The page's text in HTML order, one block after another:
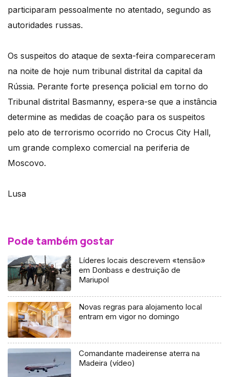
participaram pessoalmente no atentado, segundo as
autoridades russas.
Os suspeitos do ataque de sexta-feira compareceram
na noite de hoje num tribunal distrital da capital da
Rússia. Perante forte presença policial em torno do
Tribunal distrital Basmanny, espera-se que a instância
determine as medidas de coação para os suspeitos
pelo ato de terrorismo ocorrido no Crocus City Hall,
um grande complexo comercial na periferia de
Moscovo.
Lusa
Pode também gostar
Líderes locais descrevem «tensão»
em Donbass e destruição de
Mariupol
Novas regras para alojamento local
entram em vigor no domingo
Comandante madeirense aterra na
Madeira (vídeo)